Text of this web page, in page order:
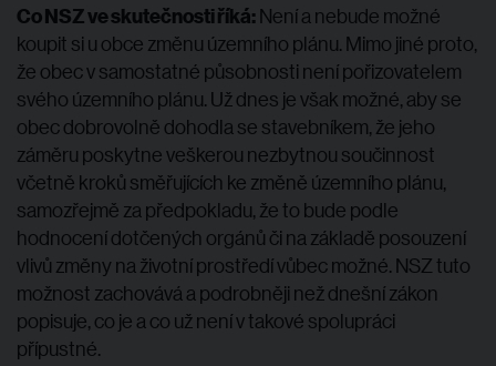
Co NSZ ve skutečnosti říká:Není a nebude možné
koupit si u obce změnu územního plánu. Mimo jiné proto,
že obec v samostatné působnosti není pořizovatelem
svého územního plánu. Už dnes je však možné, aby se
obec dobrovolně dohodla se stavebníkem, že jeho
záměru poskytne veškerou nezbytnou součinnost
včetně kroků směřujících ke změně územního plánu,
samozřejmě za předpokladu, že to bude podle
hodnocení dotčených orgánů či na základě posouzení
vlivů změny na životní prostředí vůbec možné. NSZ tuto
možnost zachovává a podrobněji než dnešní zákon
popisuje, co je a co už není v takové spolupráci
přípustné.